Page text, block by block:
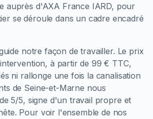
auprès d'AXA France IARD, pour
se déroule dans un cadre encadré
notre façon de travailler. Le prix
à partir de 99 € TTC,
ni rallonge une fois la canalisation
de Seine-et-Marne nous
5/5, signe d'un travail propre et
Pour voir l'ensemble de nos